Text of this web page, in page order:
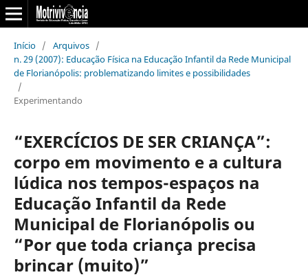
Início / Arquivos /
n. 29 (2007): Educação Física na Educação Infantil da Rede Municipal
de Florianópolis: problematizando limites e possibilidades
/
Experimentando
“EXERCÍCIOS DE SER CRIANÇA”:
corpo em movimento e a cultura
lúdica nos tempos-espaços na
Educação Infantil da Rede
Municipal de Florianópolis ou
“Por que toda criança precisa
brincar (muito)”